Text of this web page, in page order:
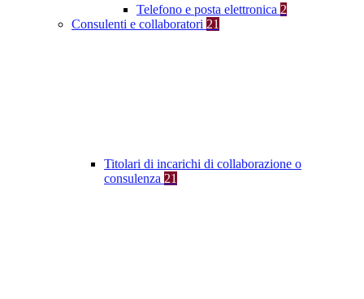
Telefono e posta elettronica 2
Consulenti e collaboratori 21
Titolari di incarichi di collaborazione o
consulenza 21